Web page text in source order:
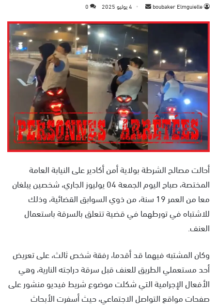
boubaker Elmguielle
س
ب
ي
إ
ل
ك
ت
و
ي
ا
4 يوليو 2025 0
أحالت مصالح الشرطة بولاية أمن أكادير على النيابة العامة
المختصة، صباح اليوم الجمعة 04 يوليوز الجاري، شخصين يبلغان
معا من العمر 19 سنة، من ذوي السوابق القضائية، وذلك
للاشتباه في تورطهما في قضية تتعلق بالسرقة باستعمال
العنف.
وكان المشتبه فيهما قد أقدما، رفقة شخص ثالث، على تعريض
أحد مستعملي الطريق للعنف قبل سرقة دراجته النارية، وهي
الأفعال الإجرامية التي شكلت موضوع شريط فيديو منشور على
صفحات مواقع التواصل الاجتماعي، حيث أسفرت الأبحاث